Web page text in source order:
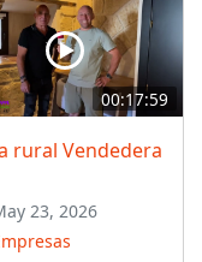
00:17:59
rural Vendedera
23, 2026